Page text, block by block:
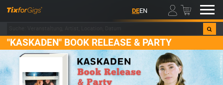
DEEN 00
"KASKADEN" BOOK RELEASE & PARTY